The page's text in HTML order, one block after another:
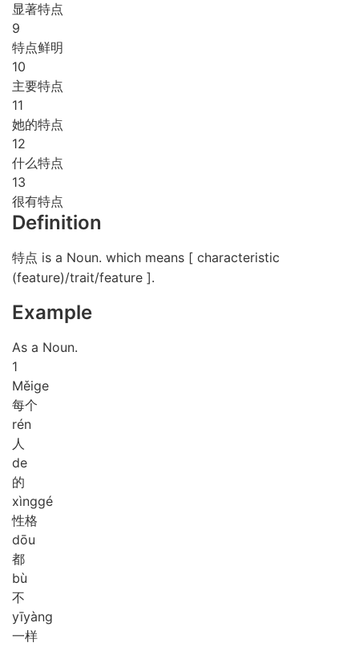
显著特点
9
特点鲜明
10
主要特点
11
她的特点
12
什么特点
13
很有特点
Definition
特点 is a Noun. which means [ characteristic
(feature)/trait/feature ].
Example
As a Noun.
1
Měige
每个
rén
人
de
的
xìnggé
性格
dōu
都
bù
不
yīyàng
一样